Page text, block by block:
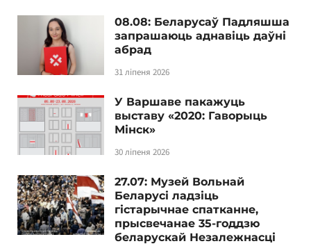
08.08: Беларусаў Падляшша
запрашаюць аднавіць даўні
абрад
31 ліпеня 2026
У Варшаве пакажуць
выставу «2020: Гаворыць
Мінск»
30 ліпеня 2026
27.07: Музей Вольнай
Беларусі ладзіць
гістарычнае спатканне,
прысвечанае 35-годдзю
беларускай Незалежнасці